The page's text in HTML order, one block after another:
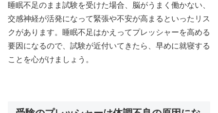
睡眠不足のまま試験を受けた場合、脳がうまく働かない、
交感神経が活発になって緊張や不安が高まるといったリス
クがあります。睡眠不足はかえってプレッシャーを高める
要因になるので、試験が近付いてきたら、早めに就寝する
ことを心がけましょう。